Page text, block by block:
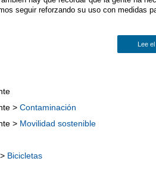
seguir reforzando su uso con medidas
Lee
>Contaminación
> Movilidad sostenible
Bicicletas